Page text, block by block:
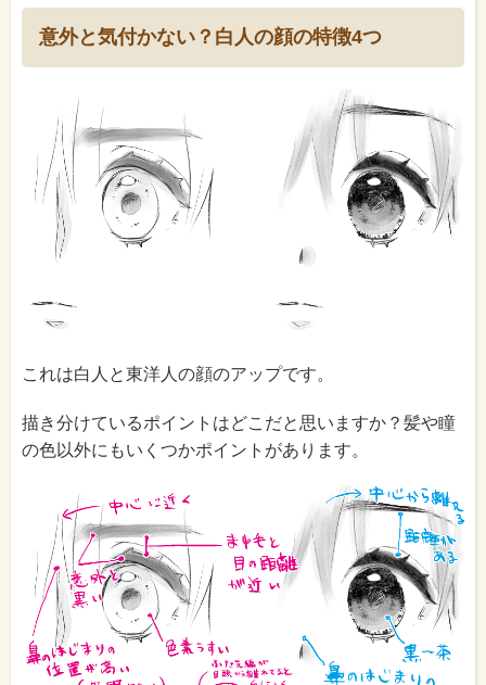
意外と気付かない？白人の顔の特徴4つ
これは白人と東洋人の顔のアップです。
描き分けているポイントはどこだと思いますか？髪や瞳
の色以外にもいくつかポイントがあります。